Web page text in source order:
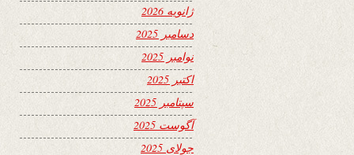
ژانویه 2026
دسامبر 2025
نوامبر 2025
اکتبر 2025
سپتامبر 2025
آگوست 2025
جولای 2025